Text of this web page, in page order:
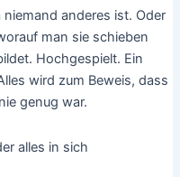
anderes ist. Oder
man sie schieben
Hochgespielt. Ein
wird zum Beweis, dass
genug war.
alles in sich